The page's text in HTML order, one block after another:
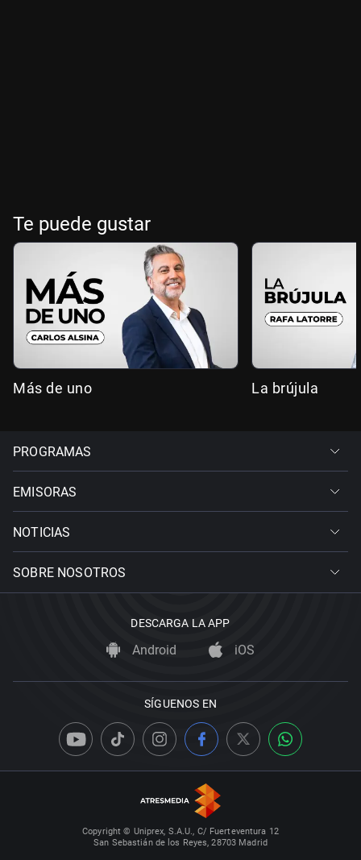
Te puede gustar
Más de uno La brújula
PROGRAMAS
EMISORAS
NOTICIAS
SOBRE NOSOTROS
DESCARGA LA APP
Android iOS
SÍGUENOS EN
Copyright © Uniprex, S.A.U., C/ Fuerteventura 12
San Sebastián de los Reyes, 28703 Madrid